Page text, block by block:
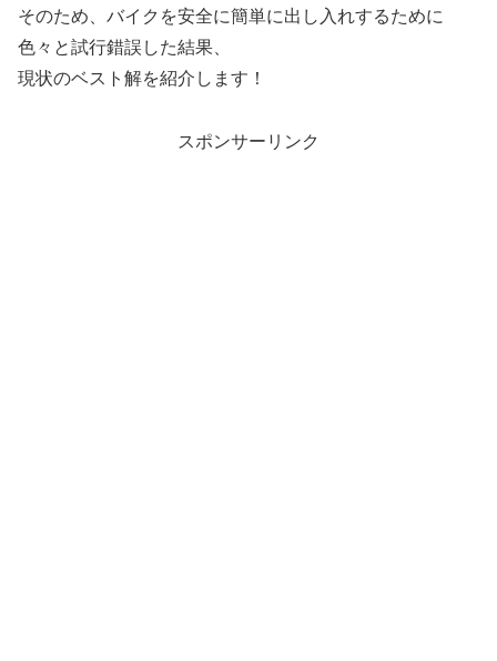
そのため、バイクを安全に簡単に出し入れするために
色々と試行錯誤した結果、
現状のベスト解を紹介します！
スポンサーリンク